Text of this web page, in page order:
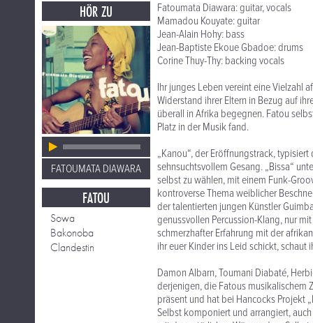
HÖR ZU
FATOUMATA DIAWARA
FATOU
Sowa
Bakonoba
Clandestin
Fatoumata Diawara: guitar, vocals
Mamadou Kouyate: guitar
Jean-Alain Hohy: bass
Jean-Baptiste Ekoue Gbadoe: drums
Corine Thuy-Thy: backing vocals
Ihr junges Leben vereint eine Vielzahl
Widerstand ihrer Eltern in Bezug auf
überall in Afrika begegnen. Fatou
Platz in der Musik fand.
„Kanou“, der Eröffnungstrack,
sehnsuchtsvollem Gesang. „Bissa“
selbst zu wählen, mit einem Funk-
kontroverse Thema weiblicher
der talentierten jungen Künstler
genussvollen Percussion-Klang, nur
schmerzhafter Erfahrung mit der
ihr euer Kinder ins Leid schickt, schaut
Damon Albarn, Toumani Diabaté,
derjenigen, die Fatous musikalischem
präsent und hat bei Hancocks Projekt
Selbst komponiert und arrangiert,